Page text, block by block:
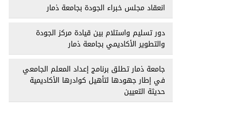
انعقاد مجلس خبراء الجودة بجامعة ذمار
دور تسليم واستلام بين قيادة مركز الجودة
والتطوير الأكاديمي بجامعة ذمار
جامعة ذمار تطلق برنامج إعداد المعلم الجامعي
في إطار جهودها لتأهيل كوادرها الأكاديمية
حديثة التعيين